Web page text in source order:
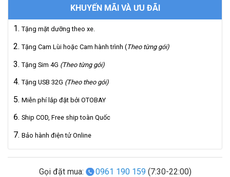
KHUYẾN MÃI VÀ ƯU ĐÃI
Tặng mặt dưỡng theo xe.
Tặng Cam Lùi hoặc Cam hành trình (Theo từng gói)
Tặng Sim 4G (Theo từng gói)
Tặng USB 32G (Theo theo gói)
Miễn phí lắp đặt bởi OTOBAY
Ship COD, Free ship toàn Quốc
Bảo hành điện tử Online
Gọi đặt mua: 0961 190 159 (7:30-22:00)